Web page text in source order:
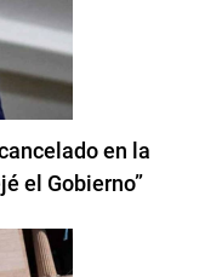
en la
el Gobierno”